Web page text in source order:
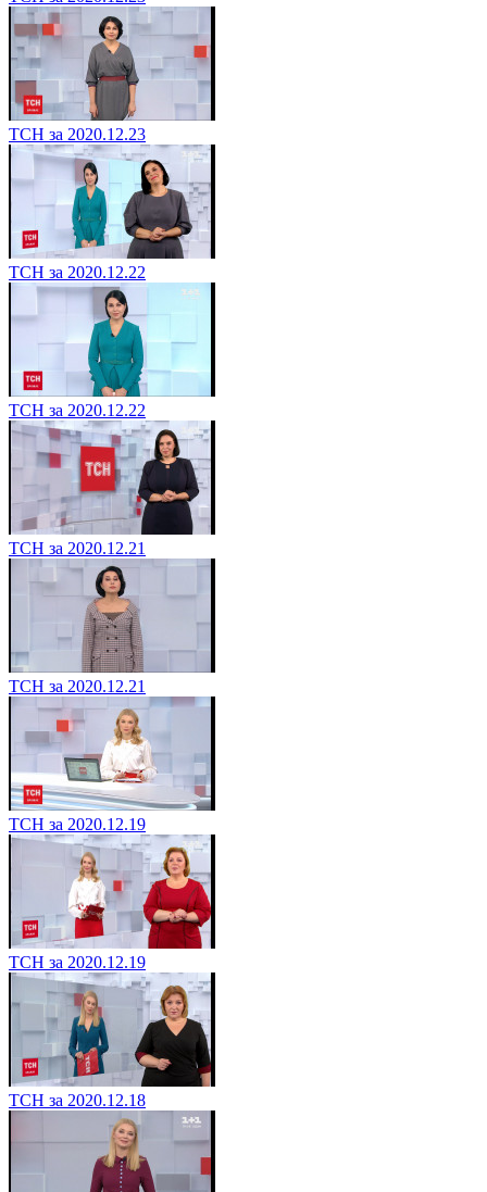
ТСН за 2020.12.23
ТСН за 2020.12.22
ТСН за 2020.12.22
ТСН за 2020.12.21
ТСН за 2020.12.21
ТСН за 2020.12.19
ТСН за 2020.12.19
ТСН за 2020.12.18